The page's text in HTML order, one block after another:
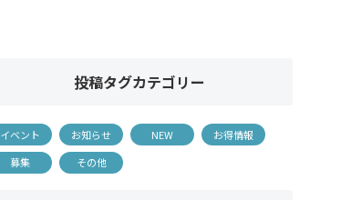
投稿タグカテゴリー
イベント お知らせ NEW
お得情報
募集
その他